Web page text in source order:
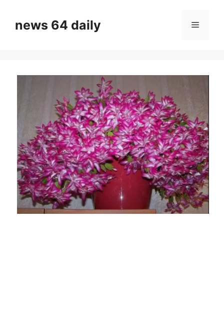
contentnews 64 daily Menu